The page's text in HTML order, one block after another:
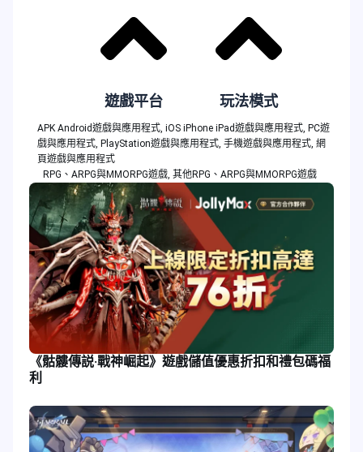
遊戲平台 玩法模式
APK Android遊戲與應用程式 ,iOS iPhone iPad遊戲與應用程式 ,PC遊
戲與應用程式 ,PlayStation遊戲與應用程式 ,手機遊戲與應用程式 ,網
頁遊戲與應用程式
RPG、ARPG與MMORPG遊戲 其他RPG、ARPG與MMORPG遊戲
《骷髏傳説·戰神崛起》遊戲儲值優惠折扣和禮包碼福
利